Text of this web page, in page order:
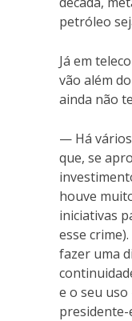
petróleo
Já em
vão além
ainda não
— Há
que, se
houve
iniciativas
esse
fazer uma
e o seu
presidente-